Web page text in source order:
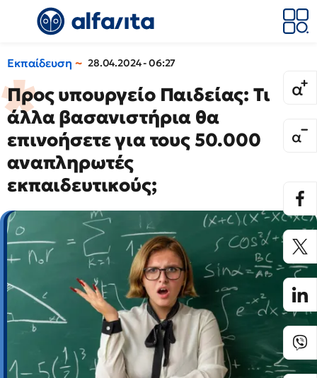
Εκπαίδευση 28.04.2024 - 06:27
Προς υπουργείο Παιδείας: Τι
άλλα βασανιστήρια θα
επινοήσετε για τους 50.000
αναπληρωτές
εκπαιδευτικούς;